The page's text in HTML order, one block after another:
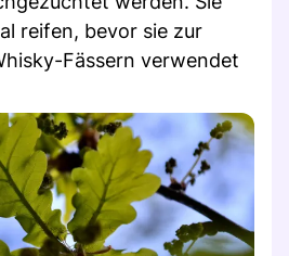
reifen, bevor sie zur
Fässern verwendet